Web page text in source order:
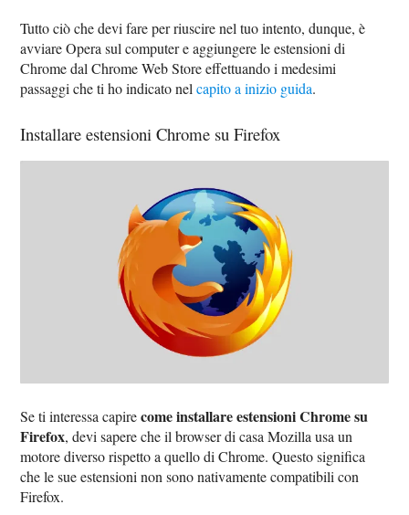
Tutto ciò che devi fare per riuscire nel tuo intento, dunque, è
avviare Opera sul computer e aggiungere le estensioni di
Chrome dal Chrome Web Store effettuando i medesimi
passaggi che ti ho indicato nelcapito a inizio guida.
Installare estensioni Chrome su Firefox
Se ti interessa capirecome installare estensioni Chrome su
Firefox, devi sapere che il browser di casa Mozilla usa un
motore diverso rispetto a quello di Chrome. Questo significa
che le sue estensioni non sono nativamente compatibili con
Firefox.